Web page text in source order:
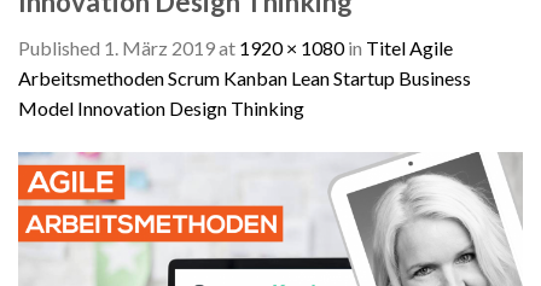
Published 1. März 2019at 1920 × 1080in Titel Agile
Arbeitsmethoden Scrum Kanban Lean Startup Business
Model Innovation Design Thinking